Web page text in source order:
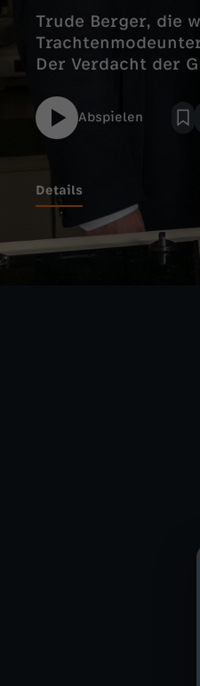
Trude Berger, die
Der Verdacht der
Abspielen
Details